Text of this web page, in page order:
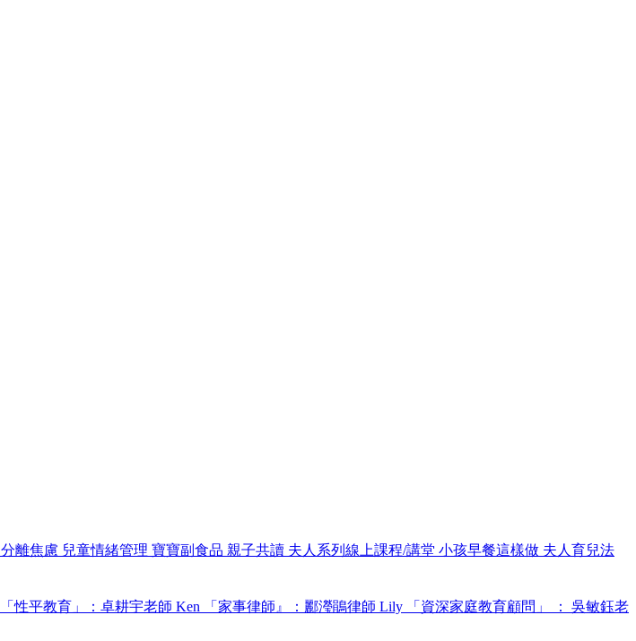
分離焦慮 兒童情緒管理 寶寶副食品 親子共讀 夫人系列線上課程/講堂 小孩早餐這樣做 夫人育兒法
「性平教育」：卓耕宇老師 Ken 「家事律師』：酈瀅鵑律師 Lily
「資深家庭教育顧問」 ： 吳敏鈺老